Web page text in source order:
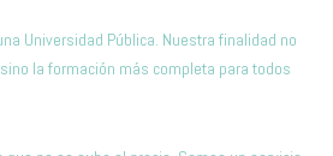
Universidad Pública. Nuestra finalidad no
la formación más completa para todos